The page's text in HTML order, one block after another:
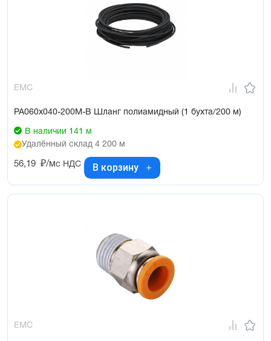
EMC
PA060x040-200M-B Шланг полиамидный (1 бухта/200 м)
В наличии 141 м
Удалённый склад 4 200 м
56,19 ₽/мс НДС В корзину
EMC